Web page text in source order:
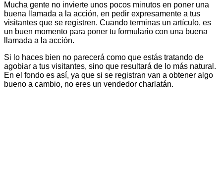
Mucha gente no invierte unos pocos minutos en poner una
buena llamada a la acción, en pedir expresamente a tus
visitantes que se registren. Cuando terminas un artículo, es
un buen momento para poner tu formulario con una buena
llamada a la acción.
Si lo haces bien no parecerá como que estás tratando de
agobiar a tus visitantes, sino que resultará de lo más natural.
En el fondo es así, ya que si se registran van a obtener algo
bueno a cambio, no eres un vendedor charlatán.